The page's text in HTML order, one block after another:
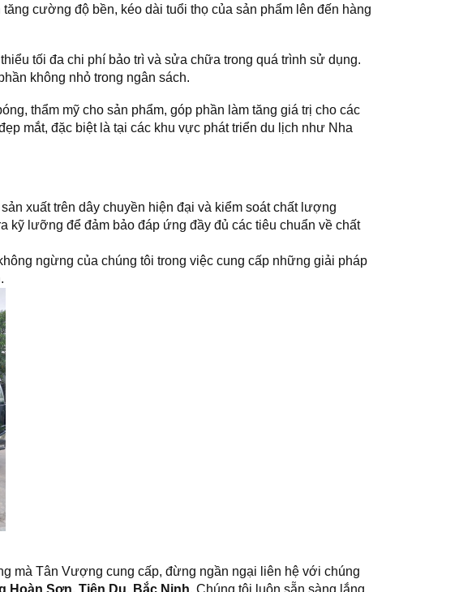
cường độ bền, kéo dài tuổi thọ của sản phẩm lên đến hàng
tối đa chi phí bảo trì và sửa chữa trong quá trình sử dụng.
không nhỏ trong ngân sách.
thẩm mỹ cho sản phẩm, góp phần làm tăng giá trị cho các
mắt, đặc biệt là tại các khu vực phát triển du lịch như Nha
xuất trên dây chuyền hiện đại và kiểm soát chất lượng
kỹ lưỡng để đảm bảo đáp ứng đầy đủ các tiêu chuẩn về chất
ngừng của chúng tôi trong việc cung cấp những giải pháp
mà Tân Vượng cung cấp, đừng ngần ngại liên hệ với chúng